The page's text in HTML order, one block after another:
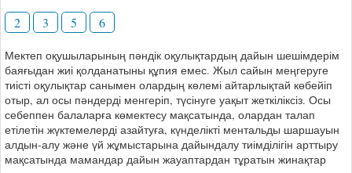
2 3 5 6
Мектеп оқушыларының пәндік оқулықтардың дайын шешімдерім
баяғыдан жиі қолданатыны құпия емес. Жыл сайын меңгеруге
тиісті оқулықтар санымен олардың көлемі айтарлықтай көбейіп
отыр, ал осы пәндерді менгеріп, түсінуге уақыт жеткіліксіз. Осы
себеппен балаларға көмектесу мақсатында, олардан талап
етілетін жүктемелерді азайтуға, күнделікті ментальды шаршауын
алдын-алу және үй жұмыстарына дайындалу тиімділігін арттыру
мақсатында мамандар дайын жауаптардан тұратын жинақтар